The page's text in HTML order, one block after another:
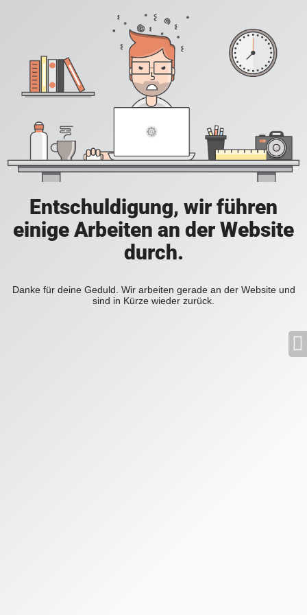
Entschuldigung, wir führen
einige Arbeiten an der Website
durch.
Danke für deine Geduld. Wir arbeiten gerade an der Website und
sind in Kürze wieder zurück.